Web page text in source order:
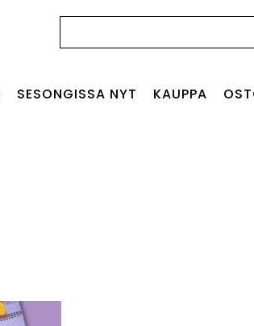
SESONGISSA NYT KAUPPA